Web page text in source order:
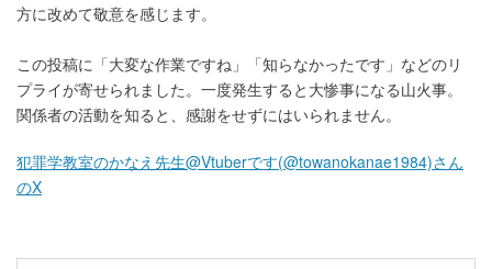
方に改めて敬意を感じます。
この投稿に「大変な作業ですね」「知らなかったです」などのリ
プライが寄せられました。一度発生すると大惨事になる山火事。
関係者の活動を知ると、感謝をせずにはいられません。
犯罪学教室のかなえ先生@Vtuberです(@towanokanae1984)さん
のX